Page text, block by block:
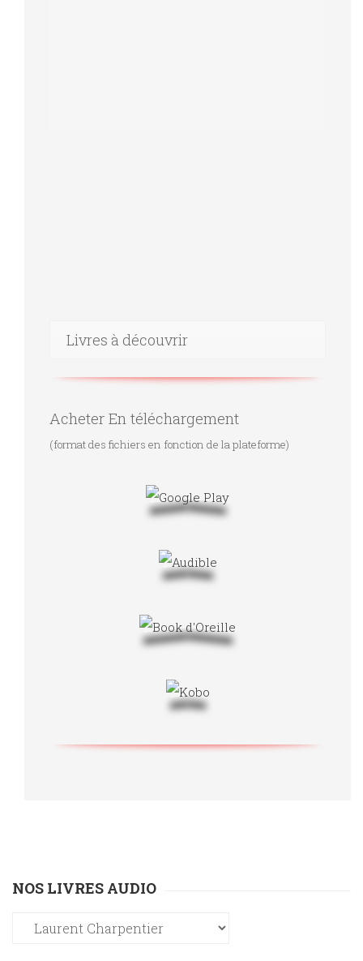
Livres à découvrir
Acheter En téléchargement
(format des fichiers en fonction de la plateforme)
NOS LIVRES AUDIO